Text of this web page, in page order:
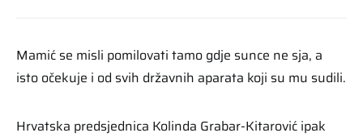
Mamić se misli pomilovati tamo gdje sunce ne sja, a
isto očekuje i od svih državnih aparata koji su mu sudili.
Hrvatska predsjednica Kolinda Grabar-Kitarović ipak